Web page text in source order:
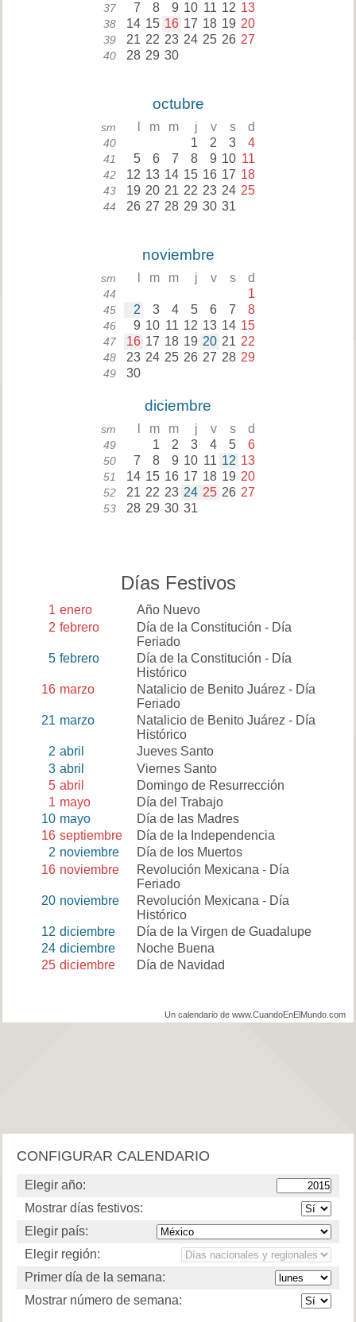
37 7 8 9 10 11 12 13
38 14 15 16 17 18 19 20
39 21 22 23 24 25 26 27
40 28 29 30
octubre
sm m m j v s d
40 1 2 3 4
41 5 6 7 8 9 10 11
42 12 13 14 15 16 17 18
43 19 20 21 22 23 24 25
44 26 27 28 29 30 31
noviembre
sm m m j v s d
44 1
45 2 3 4 5 6 7 8
46 9 10 11 12 13 14 15
47 16 17 18 19 20 21 22
48 23 24 25 26 27 28 29
49 30
diciembre
sm m m j v s d
49 1 2 3 4 5 6
50 7 8 9 10 11 12 13
51 14 15 16 17 18 19 20
52 21 22 23 24 25 26 27
53 28 29 30 31
Días Festivos
1 enero
Año Nuevo
2 febrero
Día de la Constitución - Día
Feriado
5 febrero
Día de la Constitución - Día
Histórico
16 marzo
Natalicio de Benito Juárez - Día
Feriado
21 marzo
Natalicio de Benito Juárez - Día
Histórico
2 abril
Jueves Santo
3 abril
Viernes Santo
5 abril
Domingo de Resurrección
1 mayo
Día del Trabajo
10 mayo
Día de las Madres
16 septiembre
Día de la Independencia
2 noviembre
Día de los Muertos
16 noviembre
Revolución Mexicana - Día
Feriado
20 noviembre
Revolución Mexicana - Día
Histórico
12 diciembre
Día de la Virgen de Guadalupe
24 diciembre
Noche Buena
25 diciembre Día de Navidad
Un calendario de www.CuandoEnElMundo.com
CONFIGURAR CALENDARIO
Elegir año:
Mostrar días festivos:
Elegir país:
Elegir región:
Primer día de la semana:
Mostrar número de semana: